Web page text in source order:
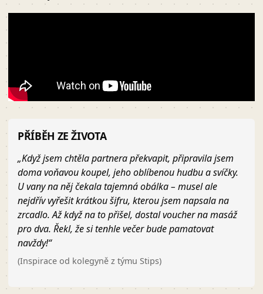
PŘÍBĚH ZE ŽIVOTA
„Když jsem chtěla partnera překvapit, připravila jsem
doma voňavou koupel, jeho oblíbenou hudbu a svíčky.
U vany na něj čekala tajemná obálka – musel ale
nejdřív vyřešit krátkou šifru, kterou jsem napsala na
zrcadlo. Až když na to přišel, dostal voucher na masáž
pro dva. Řekl, že si tenhle večer bude pamatovat
navždy!“
(Inspirace od kolegyně z týmu Stips)